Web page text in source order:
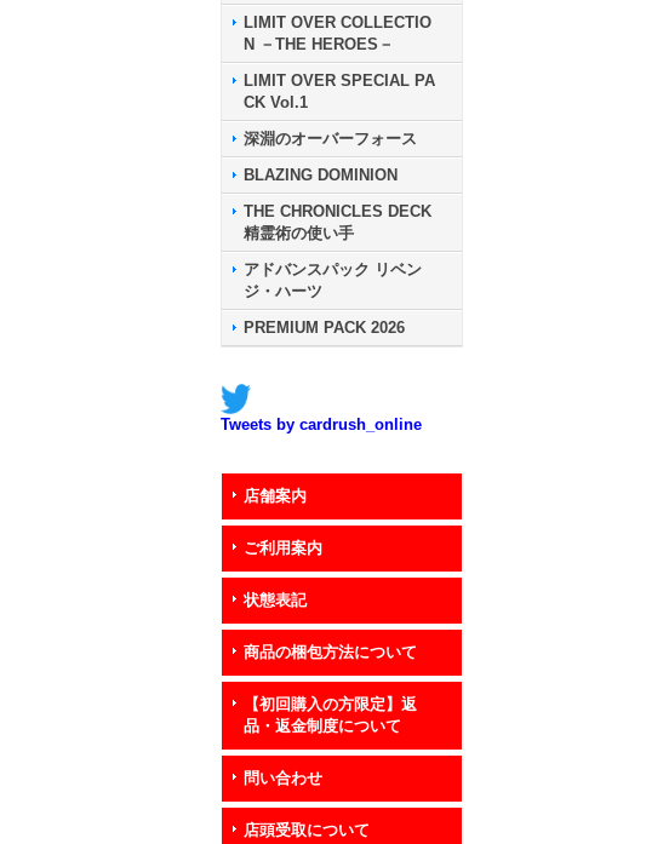
LIMIT OVER COLLECTIO
N －THE HEROES－
LIMIT OVER SPECIAL PA
CK Vol.1
深淵のオーバーフォース
BLAZING DOMINION
THE CHRONICLES DECK
精霊術の使い手
アドバンスパック リベン
ジ・ハーツ
PREMIUM PACK 2026
Tweets by cardrush_online
店舗案内
ご利用案内
状態表記
商品の梱包方法について
【初回購入の方限定】返
品・返金制度について
問い合わせ
店頭受取について